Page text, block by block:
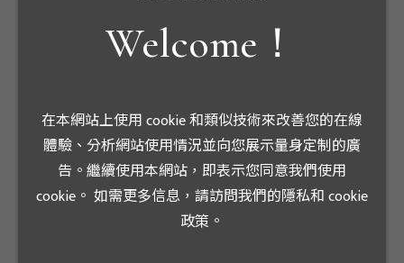
Welcome！
在本網站上使用 cookie 和類似技術來改善您的在線
體驗、分析網站使用情況並向您展示量身定制的廣
告。繼續使用本網站，即表示您同意我們使用
cookie。 如需更多信息，請訪問我們的隱私和 cookie
政策。